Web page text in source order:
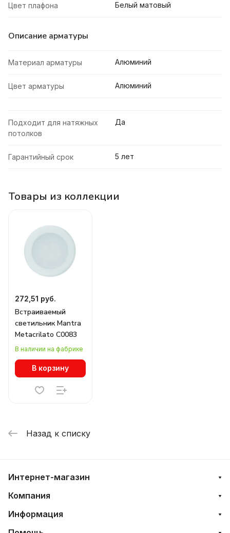
Цвет плафона Белый матовый
Описание арматуры
Материал арматуры Алюминий
Цвет арматуры Алюминий
Подходит для натяжных
потолков
Да
Гарантийный срок 5 лет
Товары из коллекции
272,51 руб.
Встраиваемый
светильник Mantra
Metacrilato C0083
В наличии на фабрике
В корзину
Назад к списку
Интернет-магазин
Компания
Информация